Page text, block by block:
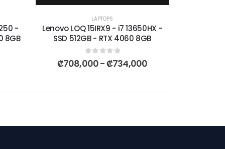
-
8GB
LAPTOPS
Lenovo LOQ 15IRX9 - i7 13650HX -
SSD 512GB - RTX 4060 8GB
0out of 5
₡708,000-₡734,000